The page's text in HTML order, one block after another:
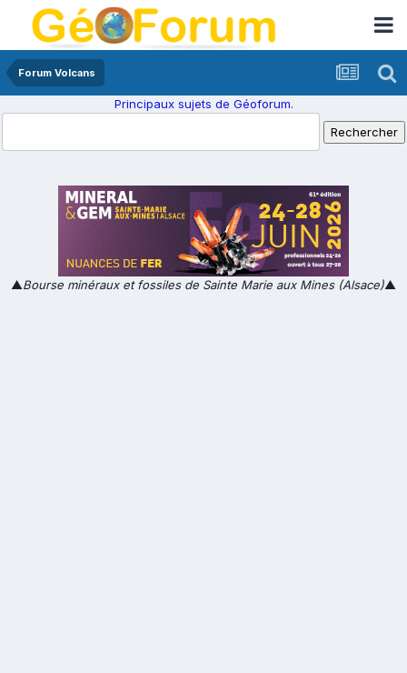
Forum Volcans
Principaux sujets de Géoforum.
▲Bourse minéraux et fossiles de Sainte Marie aux Mines (Alsace)▲